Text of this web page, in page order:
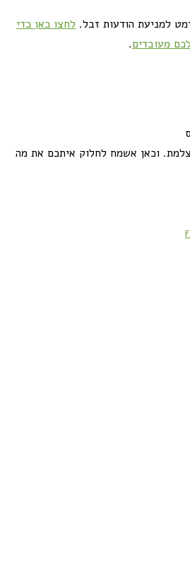
למניעת הודעות זבל. לחצו כאן כדי
מעובדים.
וכאן אשמח לחלוק איתכם את מה